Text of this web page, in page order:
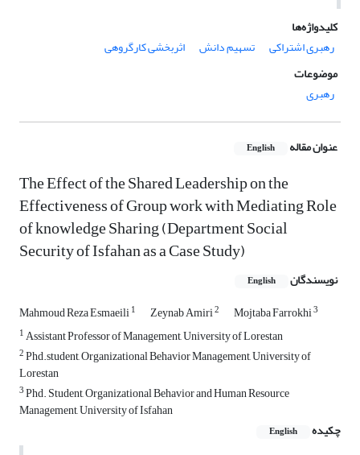
کلیدواژه‌ها
رهبری اشتراکی
تسهیم دانش
اثربخشی کارگروهی
موضوعات
رهبری
عنوان مقاله English
The Effect of the Shared Leadership on the
Effectiveness of Group work with Mediating Role
of knowledge Sharing (Department Social
Security of Isfahan as a Case Study)
نویسندگان English
Mahmoud Reza Esmaeili1 Zeynab Amiri2 Mojtaba Farrokhi3
1Assistant Professor of Management, University of Lorestan
2Phd.student, Organizational Behavior Management, University of
Lorestan
3Phd. Student, Organizational Behavior and Human Resource
Management, University of Isfahan
چکیده
English